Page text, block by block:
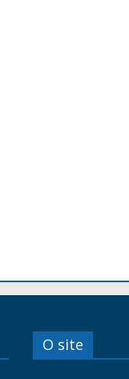
O site